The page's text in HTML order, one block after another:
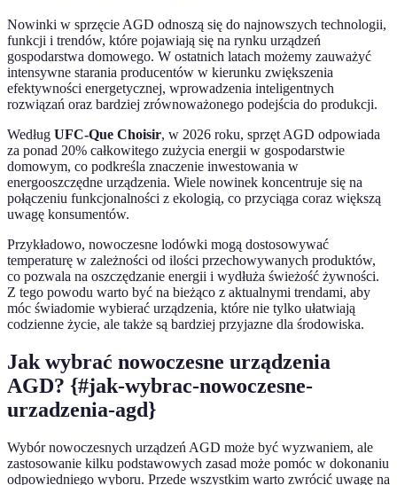
Nowinki w sprzęcie AGD odnoszą się do najnowszych technologii,
funkcji i trendów, które pojawiają się na rynku urządzeń
gospodarstwa domowego. W ostatnich latach możemy zauważyć
intensywne starania producentów w kierunku zwiększenia
efektywności energetycznej, wprowadzenia inteligentnych
rozwiązań oraz bardziej zrównoważonego podejścia do produkcji.
Według UFC-Que Choisir, w 2026 roku, sprzęt AGD odpowiada
za ponad 20% całkowitego zużycia energii w gospodarstwie
domowym, co podkreśla znaczenie inwestowania w
energooszczędne urządzenia. Wiele nowinek koncentruje się na
połączeniu funkcjonalności z ekologią, co przyciąga coraz większą
uwagę konsumentów.
Przykładowo, nowoczesne lodówki mogą dostosowywać
temperaturę w zależności od ilości przechowywanych produktów,
co pozwala na oszczędzanie energii i wydłuża świeżość żywności.
Z tego powodu warto być na bieżąco z aktualnymi trendami, aby
móc świadomie wybierać urządzenia, które nie tylko ułatwiają
codzienne życie, ale także są bardziej przyjazne dla środowiska.
Jak wybrać nowoczesne urządzenia
AGD? {#jak-wybrac-nowoczesne-
urzadzenia-agd}
Wybór nowoczesnych urządzeń AGD może być wyzwaniem, ale
zastosowanie kilku podstawowych zasad może pomóc w dokonaniu
odpowiedniego wyboru. Przede wszystkim warto zwrócić uwagę na